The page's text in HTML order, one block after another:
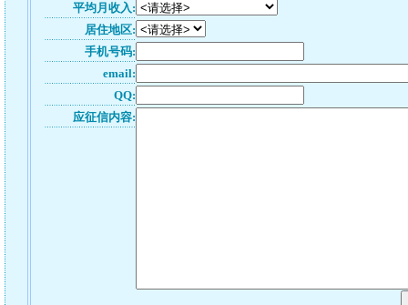
平均月收入:
居住地区:
手机号码:
email:
QQ:
应征信内容: